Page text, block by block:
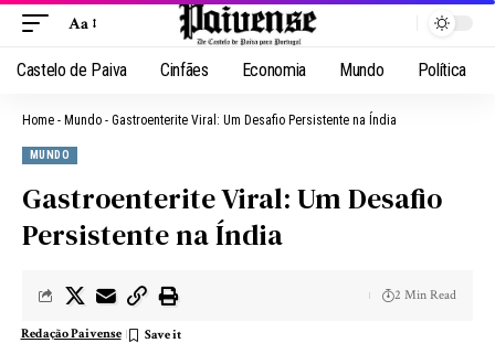
Aa
Castelo de Paiva Cinfães Economia Mundo Política
Home - Mundo - Gastroenterite Viral: Um Desafio Persistente na Índia
MUNDO
Gastroenterite Viral: Um Desafio
Persistente na Índia
Redação Paivense
2 Min Read